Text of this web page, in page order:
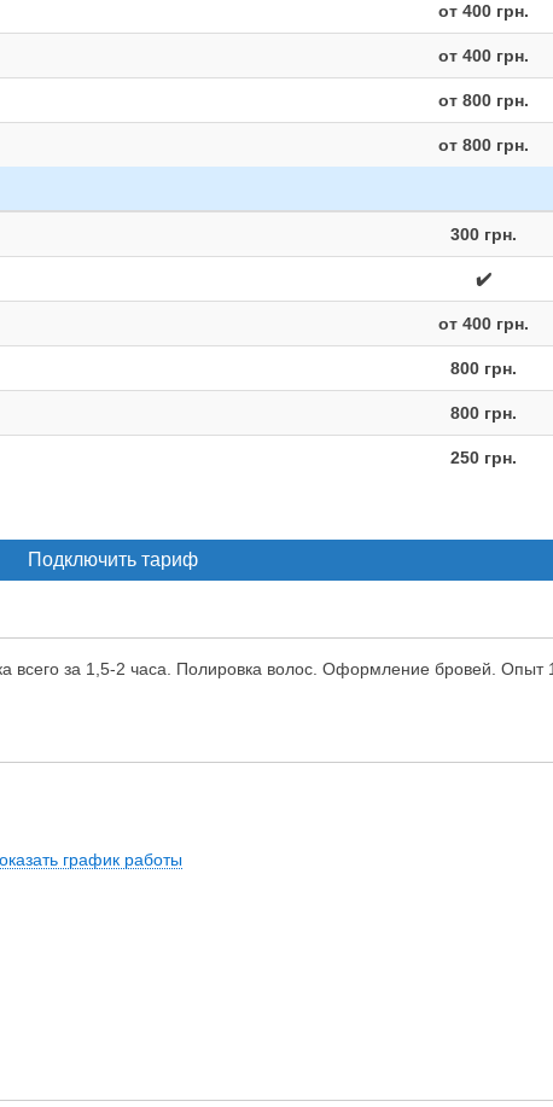
от 400 грн.
от 400 грн.
от 800 грн.
от 800 грн.
300 грн.
✔️
от 400 грн.
800 грн.
800 грн.
250 грн.
Подключить тариф
всего за 1,5-2 часа. Полировка волос. Оформление бровей. Опыт
график работы